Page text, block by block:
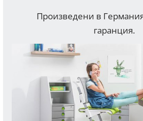
Произведени в
гаранция.